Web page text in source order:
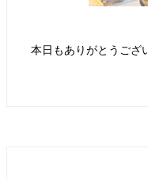
本日もありがとうござ